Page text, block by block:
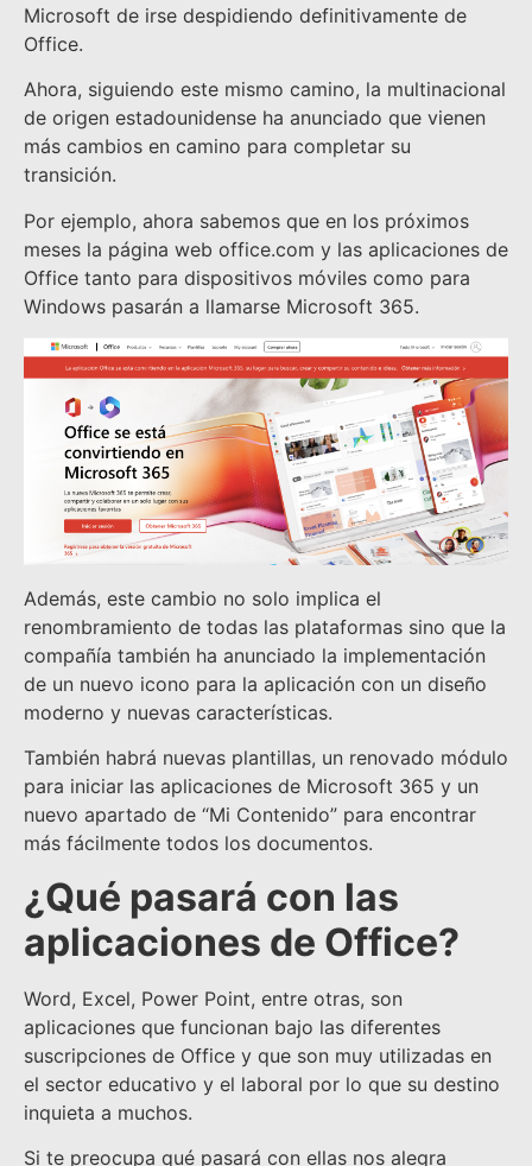
Microsoft de irse despidiendo definitivamente de
Office.
Ahora, siguiendo este mismo camino, la multinacional
de origen estadounidense ha anunciado que vienen
más cambios en camino para completar su
transición.
Por ejemplo, ahora sabemos que en los próximos
meses la página web office.com y las aplicaciones de
Office tanto para dispositivos móviles como para
Windows pasarán a llamarse Microsoft 365.
Además, este cambio no solo implica el
renombramiento de todas las plataformas sino que la
compañía también ha anunciado la implementación
de un nuevo icono para la aplicación con un diseño
moderno y nuevas características.
También habrá nuevas plantillas, un renovado módulo
para iniciar las aplicaciones de Microsoft 365 y un
nuevo apartado de “Mi Contenido” para encontrar
más fácilmente todos los documentos.
¿Qué pasará con las
aplicaciones de Office?
Word, Excel, Power Point, entre otras, son
aplicaciones que funcionan bajo las diferentes
suscripciones de Office y que son muy utilizadas en
el sector educativo y el laboral por lo que su destino
inquieta a muchos.
Si te preocupa qué pasará con ellas nos alegra